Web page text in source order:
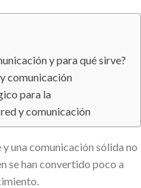
y para qué sirve?
comunicación
para la
y comunicación
una comunicación sólida no
se han convertido poco a